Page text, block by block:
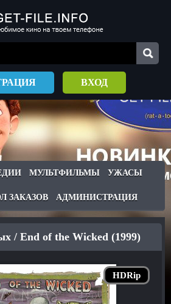
ВХОД
МУЛЬТФИЛЬМЫ УЖАСЫ
ЗАКАЗОВ АДМИНИСТРАЦИЯ
HDRip
/ End of the Wicked (1999)